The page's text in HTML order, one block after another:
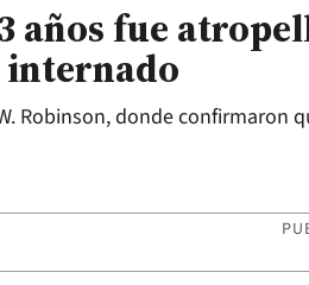
años fue
internado
Robinson, donde confirmaron